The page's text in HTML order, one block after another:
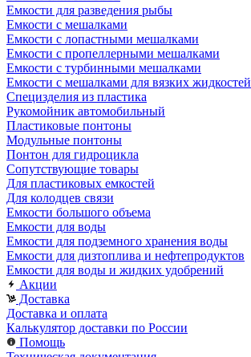
Емкости для разведения рыбы
Емкости с мешалками
Емкости с лопастными мешалками
Емкости с пропеллерными мешалками
Емкости с турбинными мешалками
Емкости с мешалками для вязких жидкостей
Специзделия из пластика
Рукомойник автомобильный
Пластиковые понтоны
Модульные понтоны
Понтон для гидроцикла
Сопутствующие товары
Для пластиковых емкостей
Для колодцев связи
Емкости большого объема
Емкости для воды
Емкости для подземного хранения воды
Емкости для дизтоплива и нефтепродуктов
Емкости для воды и жидких удобрений
Акции
Доставка
Доставка и оплата
Калькулятор доставки по России
Помощь